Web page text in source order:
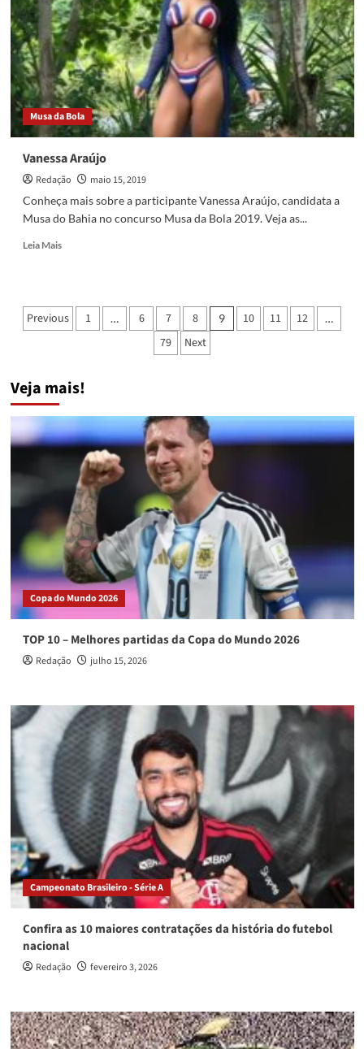
Musa da Bola
Vanessa Araújo
Redação
maio 15, 2019
Conheça mais sobre a participante Vanessa Araújo, candidata a
Musa do Bahia no concurso Musa da Bola 2019. Veja as...
Leia MaisRead
Araújo
Paginação
posts
Previous 1 … 6 7 8 9 10 11 12 …
79 Next
Veja mais!
Copa do Mundo 2026
TOP 10 – Melhores partidas da Copa do Mundo 2026
Redação julho 15, 2026
Campeonato Brasileiro - Série A
Confira as 10 maiores contratações da história do futebol
nacional
Redação fevereiro 3, 2026